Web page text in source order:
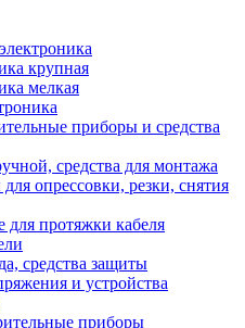
крупная
мелкая
приборы и средства
средства для монтажа
опрессовки, резки, снятия
для протяжки кабеля
средства защиты
и устройства
приборы